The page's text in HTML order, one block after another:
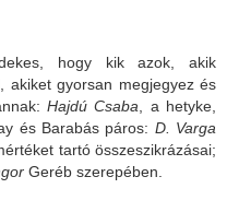
hogy kik azok, akik
akiket gyorsan megjegyez és
Hajdú Csaba , a hetyke,
és Barabás páros: D. Varga
tartó összeszikrázásai;
Geréb szerepében.